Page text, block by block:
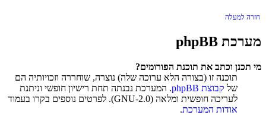
חזרה למעלה
מערכת phpBB
מי תכנן וכתב את תוכנת הפורומים?
תוכנה זו (בצורה הלא ערוכה שלה) נוצרה, שוחררה וזכויותיה הם
של קבוצת phpBB
. המערכת נבנתה תחת רישיון חופשי וניתנת
לעריכה חופשית ומלאה (GNU-2.0). לפרטים נוספים בקרו בעמוד
אודות המערכת.